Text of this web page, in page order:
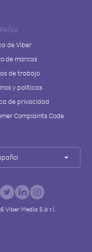
de Viber
de marcas
de trabajo
y políticas
de privacidad
Complaints Code
Viber Media S.à r.l.